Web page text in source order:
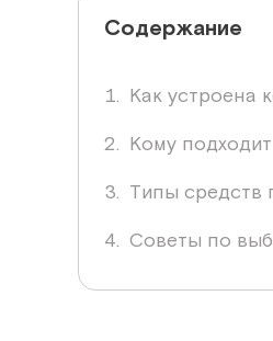
Содержание
Как устроена
Кому подходит
Типы средств
Советы по